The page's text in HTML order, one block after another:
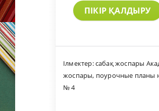
ПІКІР ҚАЛДЫРУ
Ілмектер:сабақ жоспары
жоспары, поурочные планы
№ 4